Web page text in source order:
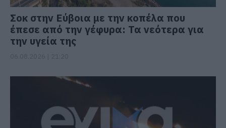
Σοκ στην Εύβοια με την κοπέλα που
έπεσε από την γέφυρα: Τα νεότερα για
την υγεία της